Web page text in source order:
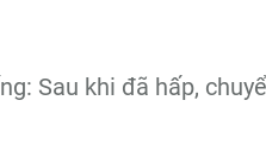
Sau khi đã hấp,